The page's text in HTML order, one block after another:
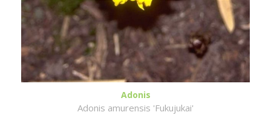
Adonis
Adonis amurensis 'Fukujukai'